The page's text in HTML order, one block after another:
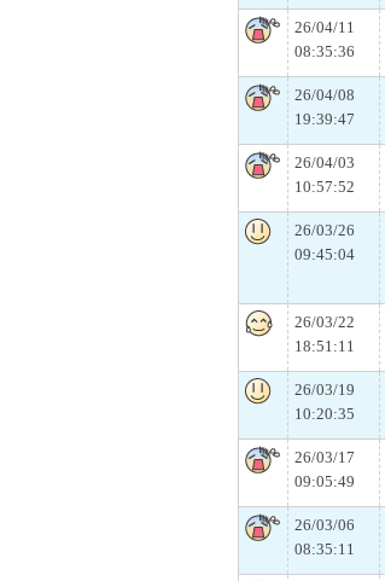
26/04/11
08:35:36
26/04/08
19:39:47
26/04/03
10:57:52
26/03/26
09:45:04
26/03/22
18:51:11
26/03/19
10:20:35
26/03/17
09:05:49
26/03/06
08:35:11